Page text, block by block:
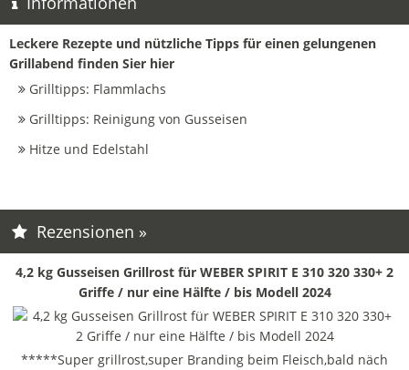
Leckere Rezepte und nützliche Tipps für einen gelungenen
Grillabend finden Sier hier
Grilltipps: Flammlachs
Grilltipps: Reinigung von Gusseisen
Hitze und Edelstahl
Rezensionen »
4,2 kg Gusseisen Grillrost für WEBER SPIRIT E 310 320 330+ 2
Griffe / nur eine Hälfte / bis Modell 2024
*****Super grillrost,super Branding beim Fleisch,bald näch